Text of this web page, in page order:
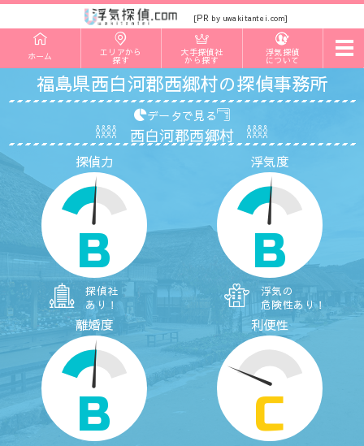
[PR by uwakitantei.com]
ホーム エリアから
探す
大手探偵社
から探す
浮気探偵
について
t
o
g
v
福島県西白河郡西郷村の探偵事務所
探偵力
B
探偵社
あり！
浮気度
B
浮気の
危険性あり！
データで見る
西白河郡西郷村
離婚度
B
利便性
C